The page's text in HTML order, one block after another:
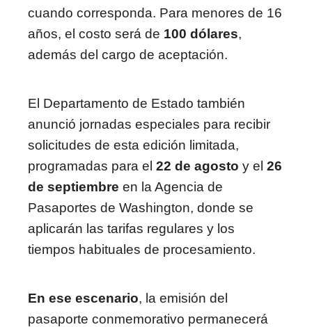
cuando corresponda. Para menores de 16
años, el costo será de 100 dólares,
además del cargo de aceptación.
El Departamento de Estado también
anunció jornadas especiales para recibir
solicitudes de esta edición limitada,
programadas para el 22 de agosto y el 26
de septiembre en la Agencia de
Pasaportes de Washington, donde se
aplicarán las tarifas regulares y los
tiempos habituales de procesamiento.
En ese escenario, la emisión del
pasaporte conmemorativo permanecerá